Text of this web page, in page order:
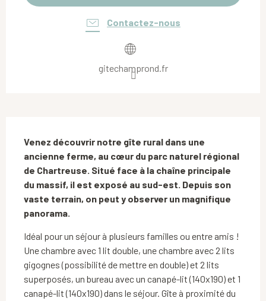
Contactez-nous
gitechamprond.fr
Venez découvrir notre gîte rural dans une
ancienne ferme, au cœur du parc naturel régional
de Chartreuse. Situé face à la chaîne principale
du massif, il est exposé au sud-est. Depuis son
vaste terrain, on peut y observer un magnifique
panorama.
Idéal pour un séjour à plusieurs familles ou entre amis !
Une chambre avec 1 lit double, une chambre avec 2 lits
gigognes (possibilité de mettre en double) et 2 lits
superposés, un bureau avec un canapé-lit (140x190) et 1
canapé-lit (140x190) dans le séjour. Gîte à proximité du